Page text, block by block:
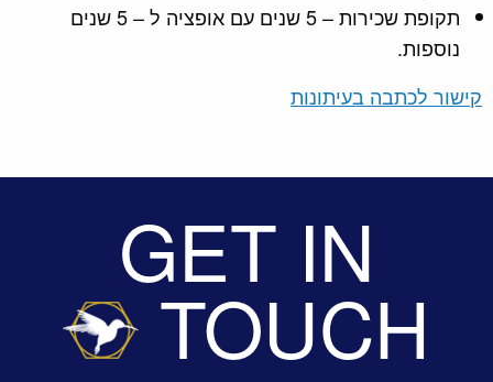
תקופת שכירות – 5 שנים עם אופציה ל – 5 שנים
נוספות.
קישור לכתבה בעיתונות
GET IN
TOUCH